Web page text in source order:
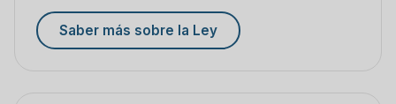
Saber más sobre la Ley